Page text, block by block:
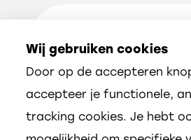
Volg ons
Wij gebruiken cookies
Door op de accepteren
accepteer je functionele,
tracking cookies. Je hebt